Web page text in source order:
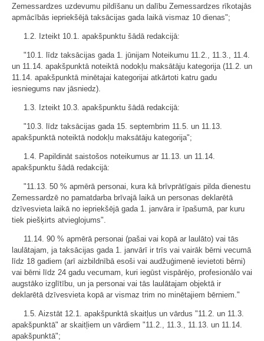
Zemessardzes uzdevumu pildīšanu un dalību Zemessardzes rīkotajās
apmācībās iepriekšējā taksācijas gada laikā vismaz 10 dienas";
1.2. Izteikt 10.1. apakšpunktu šādā redakcijā:
"10.1. līdz taksācijas gada 1. jūnijam Noteikumu 11.2., 11.3., 11.4.
un 11.14. apakšpunktā noteiktā nodokļu maksātāju kategorija (11.2. un
11.14. apakšpunktā minētajai kategorijai atkārtoti katru gadu
iesniegums nav jāsniedz).
1.3. Izteikt 10.3. apakšpunktu šādā redakcijā:
"10.3. līdz taksācijas gada 15. septembrim 11.5. un 11.13.
apakšpunktā noteiktā nodokļu maksātāju kategorija";
1.4. Papildināt saistošos noteikumus ar 11.13. un 11.14.
apakšpunktu šādā redakcijā:
"11.13. 50 % apmērā personai, kura kā brīvprātīgais pilda dienestu
Zemessardzē no pamatdarba brīvajā laikā un personas deklarētā
dzīvesvieta laikā no iepriekšējā gada 1. janvāra ir īpašumā, par kuru
tiek piešķirts atvieglojums".
11.14. 90 % apmērā personai (pašai vai kopā ar laulāto) vai tās
laulātajam, ja taksācijas gada 1. janvārī ir trīs vai vairāk bērni vecumā
līdz 18 gadiem (arī aizbildnībā esoši vai audžuģimenē ievietoti bērni)
vai bērni līdz 24 gadu vecumam, kuri iegūst vispārējo, profesionālo vai
augstāko izglītību, un ja personai vai tās laulātajam objektā ir
deklarētā dzīvesvieta kopā ar vismaz trim no minētajiem bērniem."
1.5. Aizstāt 12.1. apakšpunktā skaitļus un vārdus "11.2. un 11.3.
apakšpunktā" ar skaitļiem un vārdiem "11.2., 11.3., 11.13. un 11.14.
apakšpunktā";